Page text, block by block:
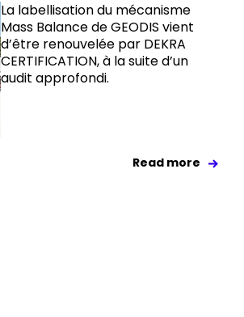
La labellisation du mécanisme
Mass Balance de GEODIS vient
d’être renouvelée par DEKRA
CERTIFICATION, à la suite d’un
audit approfondi.
Read more